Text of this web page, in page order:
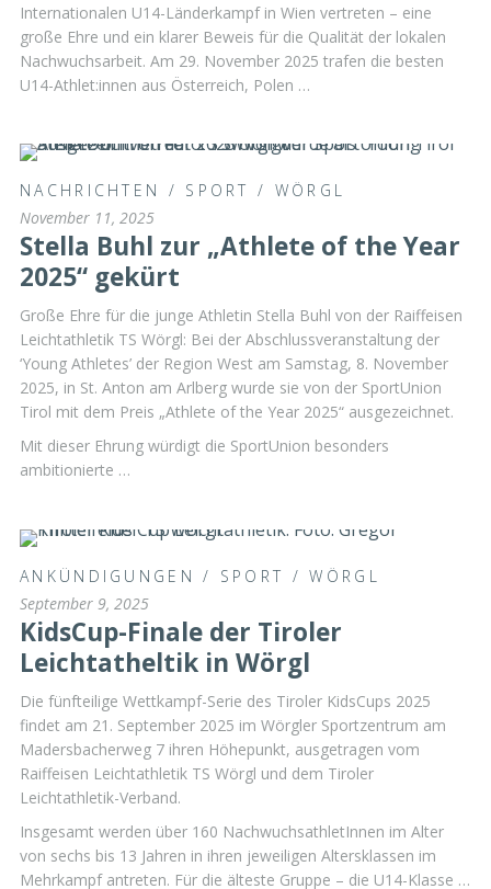
Internationalen U14-Länderkampf in Wien vertreten – eine
große Ehre und ein klarer Beweis für die Qualität der lokalen
Nachwuchsarbeit. Am 29. November 2025 trafen die besten
U14-Athlet:innen aus Österreich, Polen …
NACHRICHTEN / SPORT / WÖRGL
November 11, 2025
Stella Buhl zur „Athlete of the Year
2025“ gekürt
Große Ehre für die junge Athletin Stella Buhl von der Raiffeisen
Leichtathletik TS Wörgl: Bei der Abschlussveranstaltung der
‘Young Athletes’ der Region West am Samstag, 8. November
2025, in St. Anton am Arlberg wurde sie von der SportUnion
Tirol mit dem Preis „Athlete of the Year 2025“ ausgezeichnet.
Mit dieser Ehrung würdigt die SportUnion besonders
ambitionierte …
ANKÜNDIGUNGEN / SPORT /WÖRGL
September 9, 2025
KidsCup-Finale der Tiroler
Leichtatheltik in Wörgl
Die fünfteilige Wettkampf-Serie des Tiroler KidsCups 2025
findet am 21. September 2025 im Wörgler Sportzentrum am
Madersbacherweg 7 ihren Höhepunkt, ausgetragen vom
Raiffeisen Leichtathletik TS Wörgl und dem Tiroler
Leichtathletik-Verband.
Insgesamt werden über 160 NachwuchsathletInnen im Alter
von sechs bis 13 Jahren in ihren jeweiligen Altersklassen im
Mehrkampf antreten. Für die älteste Gruppe – die U14-Klasse …